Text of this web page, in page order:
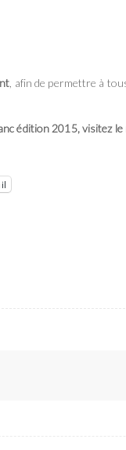
, afin de permettre à
édition 2015, visitez